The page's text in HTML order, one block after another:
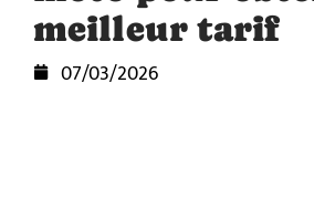
meilleur tarif
07/03/2026